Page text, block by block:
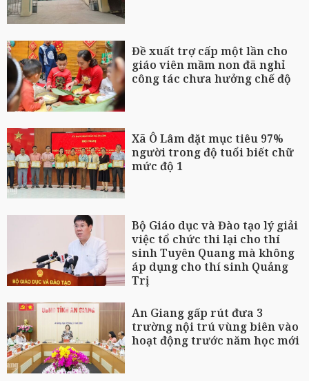
Đề xuất trợ cấp một lần cho
giáo viên mầm non đã nghỉ
công tác chưa hưởng chế độ
Xã Ô Lâm đặt mục tiêu 97%
người trong độ tuổi biết chữ
mức độ 1
Bộ Giáo dục và Đào tạo lý giải
việc tổ chức thi lại cho thí
sinh Tuyên Quang mà không
áp dụng cho thí sinh Quảng
Trị
An Giang gấp rút đưa 3
trường nội trú vùng biên vào
hoạt động trước năm học mới